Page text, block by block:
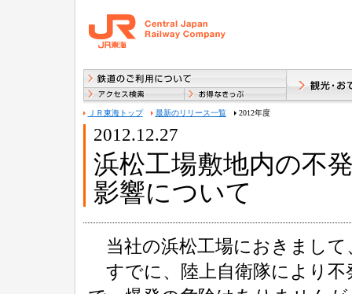
ＪＲ東海トップ 最新のリリース一覧 2012年度
2012.12.27
浜松工場敷地内の不
影響について
当社の浜松工場におきまして
すでに、陸上自衛隊により不